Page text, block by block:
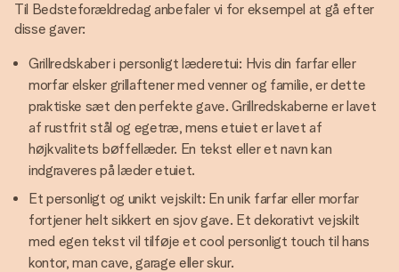
Til Bedsteforældredag anbefaler vi for eksempel at gå efter
disse gaver:
Grillredskaber i personligt læderetui: Hvis din farfar eller
morfar elsker grillaftener med venner og familie, er dette
praktiske sæt den perfekte gave. Grillredskaberne er lavet
af rustfrit stål og egetræ, mens etuiet er lavet af
højkvalitets bøffellæder. En tekst eller et navn kan
indgraveres på læder etuiet.
Et personligt og unikt vejskilt: En unik farfar eller morfar
fortjener helt sikkert en sjov gave. Et dekorativt vejskilt
med egen tekst vil tilføje et cool personligt touch til hans
kontor, man cave, garage eller skur.